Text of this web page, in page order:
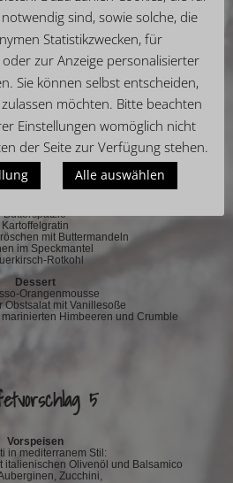
dazu Waldorfsalat
mit Preiselbeeren
Dressings & Condiments
internationalen Käsespezialitäten
Feigensenf,
mit Kräuterbutter und
Dips
Hauptgerichte
Waldpilzen-Preiselbeersauce
mit Hackfleisch und Zucchini
dazu Salbeibutter
Beilagen
Butterspätzle
Kartoffelgratin
mit Buttermandeln
im Speckmantel
Rotkohl
Dessert
Orangenmousse
Obstsalat mit Vanillesoße
Himbeeren und Crumble
5
Vorspeisen
in mediterranem Stil:
italienischen Olivenöl und Balsamico
Zucchini,
sind, sowie solche, die
Statistikzwecken, für
zur Anzeige personalisierter
Sie können selbst entscheiden,
möchten. Bitte beachten
Einstellungen womöglich nicht
der Seite zur Verfügung stehen.
Alle auswählen